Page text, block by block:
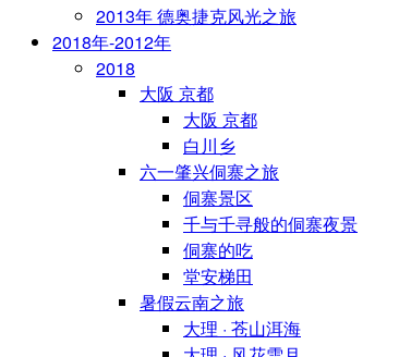
2013年 德奥捷克风光之旅
2018年-2012年
2018
大阪 京都
大阪 京都
白川乡
六一肇兴侗寨之旅
侗寨景区
千与千寻般的侗寨夜景
侗寨的吃
堂安梯田
暑假云南之旅
大理 · 苍山洱海